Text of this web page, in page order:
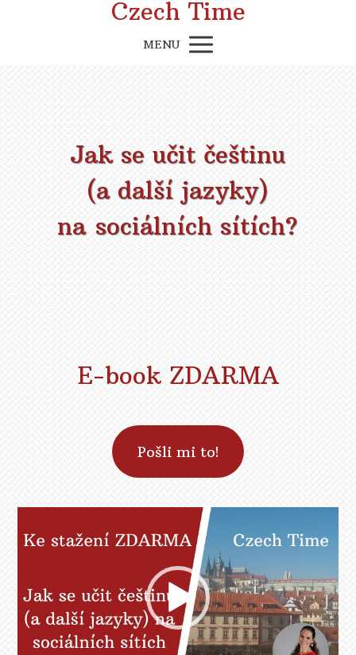
Czech Time
MENU
Jak se učit češtinu
(a další jazyky)
na sociálních sítích?
E-book ZDARMA
Pošli mi to!
přehrávač